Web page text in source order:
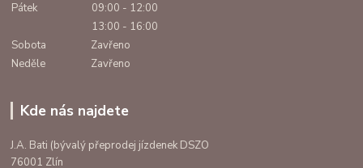
Pátek
09:00 - 12:00
13:00 - 16:00
Sobota
Zavřeno
Neděle
Zavřeno
Kde nás najdete
J.A. Bati (bývalý přeprodej jízdenek DSZO
76001 Zlín